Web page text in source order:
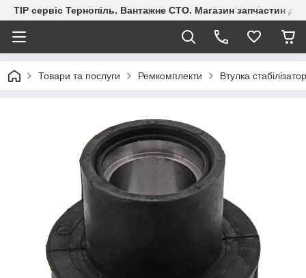
ТІР сервіс Тернопіль. Вантажне СТО. Магазин запчастин
Товари та послуги Ремкомплекти Втулка